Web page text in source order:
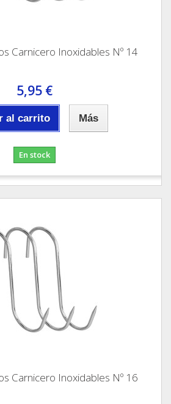
Carnicero Inoxidables Nº 14
5,95 €
al carrito Más
En stock
Carnicero Inoxidables Nº 16